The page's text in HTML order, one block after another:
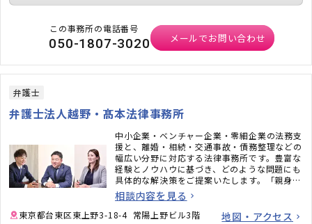
この事務所の電話番号
050-1807-3020 メールでお問い合わせ
弁護士
弁護士法人越野・髙本法律事務所
中小企業・ベンチャー企業・零細企業の法務支
援と、離婚・相続・交通事故・債務整理などの
幅広い分野に対応する法律事務所です。豊富な
経験とノウハウに基づき、どのような問題にも
具体的な解決策をご提案いたします。「親身に
話を聞いてもらえた」「安心して任せられた」
と言っていただくことも多い事務所ですので、
安心してご相談ください。
相談内容を見る
東京都台東区東上野3-18-4 常陽上野ビル3階 地図・アクセス